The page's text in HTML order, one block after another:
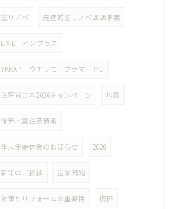
窓リノベ 先進的窓リノベ2026事業
LIXIL インプラス
YKKAP ウチリモ プラマードU
住宅省エネ2026キャンペーン 地震
後発地震注意情報
年末年始休業のお知らせ 2026
新年のご挨拶 営業開始
対策とリフォームの重要性 復旧